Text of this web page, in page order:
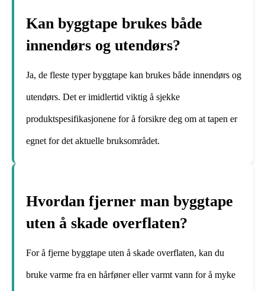
Kan byggtape brukes både
innendørs og utendørs?
Ja, de fleste typer byggtape kan brukes både innendørs og
utendørs. Det er imidlertid viktig å sjekke
produktspesifikasjonene for å forsikre deg om at tapen er
egnet for det aktuelle bruksområdet.
Hvordan fjerner man byggtape
uten å skade overflaten?
For å fjerne byggtape uten å skade overflaten, kan du
bruke varme fra en hårføner eller varmt vann for å myke